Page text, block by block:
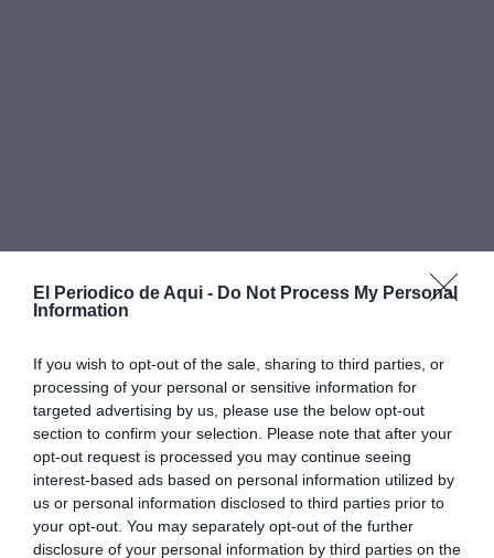
El Periodico de Aqui - Do Not Process My Personal
Information
If you wish to opt-out of the sale, sharing to third parties, or
processing of your personal or sensitive information for
targeted advertising by us, please use the below opt-out
section to confirm your selection. Please note that after your
opt-out request is processed you may continue seeing
interest-based ads based on personal information utilized by
us or personal information disclosed to third parties prior to
your opt-out. You may separately opt-out of the further
disclosure of your personal information by third parties on the